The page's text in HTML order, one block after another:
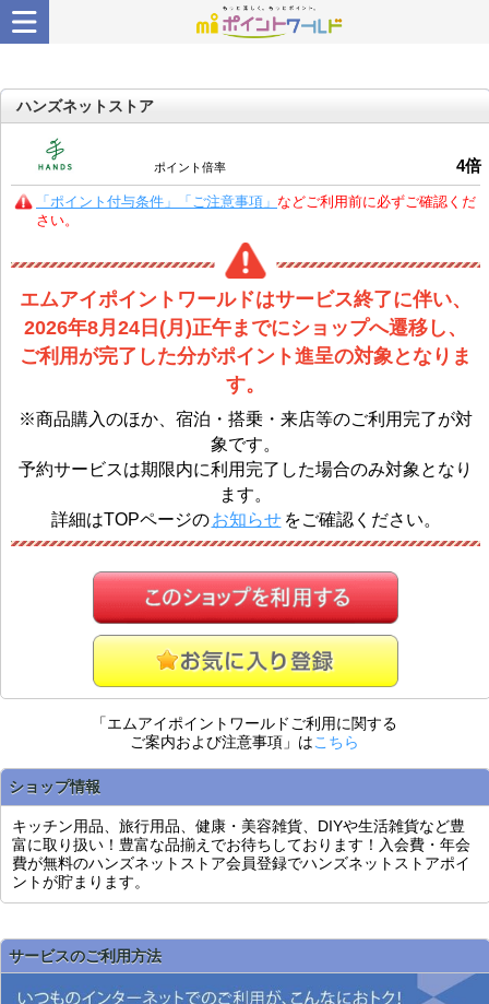
ハンズネットストア
ポイント倍率 4倍
「ポイント付与条件」「ご注意事項」 などご利用前に必ずご確認くだ
さい。
エムアイポイントワールドはサービス終了に伴い、
2026年8月24日(月)正午までにショップへ遷移し、
ご利用が完了した分がポイント進呈の対象となりま
す。
※商品購入のほか、宿泊・搭乗・来店等のご利用完了が対
象です。
予約サービスは期限内に利用完了した場合のみ対象となり
ます。
詳細はTOPページの お知らせ をご確認ください。
「エムアイポイントワールドご利用に関する
ご案内および注意事項」はこちら
ショップ情報
キッチン用品、旅行用品、健康・美容雑貨、DIYや生活雑貨など豊
富に取り扱い！豊富な品揃えでお待ちしております！入会費・年会
費が無料のハンズネットストア会員登録でハンズネットストアポイ
ントが貯まります。
サービスのご利用方法